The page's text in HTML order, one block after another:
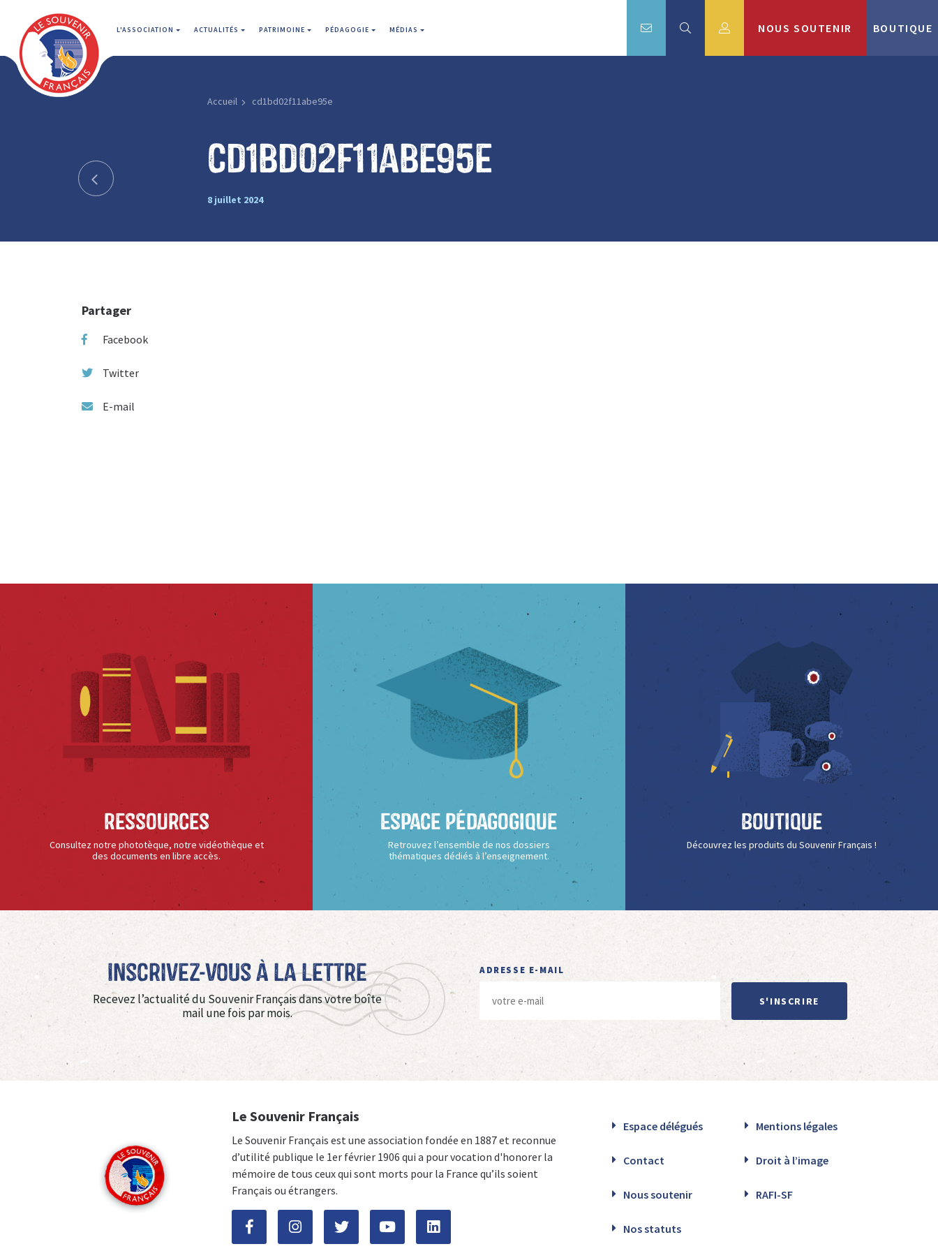
L'ASSOCIATION ACTUALITÉS PATRIMOINE PÉDAGOGIE MÉDIAS NOUS SOUTENIR BOUTIQUE
Accueil cd1bd02f11abe95e
cd1bd02f11abe95e
8 juillet 2024
Partager
Facebook
Twitter
E-mail
Ressources
Consultez notre phototèque, notre vidéothèque et
des documents en libre accès.
Espace Pédagogique
Retrouvez l’ensemble de nos dossiers
thématiques dédiés à l’enseignement.
Boutique
Découvrez les produits du Souvenir Français !
Inscrivez-vous à La Lettre
Recevez l’actualité du Souvenir Français dans votre boîte
mail une fois par mois.
ADRESSE E-MAIL
S'INSCRIRE
Le Souvenir Français
Le Souvenir Français est une association fondée en 1887 et reconnue
d’utilité publique le 1er février 1906 qui a pour vocation d'honorer la
mémoire de tous ceux qui sont morts pour la France qu’ils soient
Français ou étrangers.
Espace délégués Mentions légales
Contact Droit à l’image
Nous soutenir RAFI-SF
Nos statuts